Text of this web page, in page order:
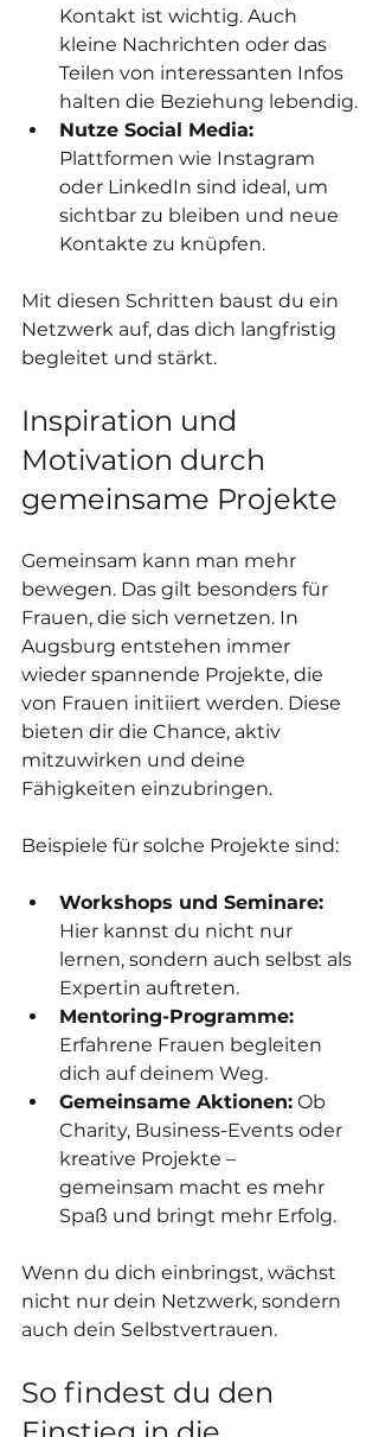
Kontakt ist wichtig. Auch
kleine Nachrichten oder das
Teilen von interessanten Infos
halten die Beziehung lebendig.
Nutze Social Media:
Plattformen wie Instagram
oder LinkedIn sind ideal, um
sichtbar zu bleiben und neue
Kontakte zu knüpfen.
Mit diesen Schritten baust du ein
Netzwerk auf, das dich langfristig
begleitet und stärkt.
Inspiration und
Motivation durch
gemeinsame Projekte
Gemeinsam kann man mehr
bewegen. Das gilt besonders für
Frauen, die sich vernetzen. In
Augsburg entstehen immer
wieder spannende Projekte, die
von Frauen initiiert werden. Diese
bieten dir die Chance, aktiv
mitzuwirken und deine
Fähigkeiten einzubringen.
Beispiele für solche Projekte sind:
Workshops und Seminare:
Hier kannst du nicht nur
lernen, sondern auch selbst als
Expertin auftreten.
Mentoring-Programme:
Erfahrene Frauen begleiten
dich auf deinem Weg.
Gemeinsame Aktionen: Ob
Charity, Business-Events oder
kreative Projekte –
gemeinsam macht es mehr
Spaß und bringt mehr Erfolg.
Wenn du dich einbringst, wächst
nicht nur dein Netzwerk, sondern
auch dein Selbstvertrauen.
So findest du den